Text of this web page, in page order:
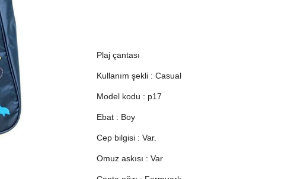
Plaj çantası
Kullanım şekli : Casual
Model kodu : p17
Ebat : Boy
Cep bilgisi : Var.
Omuz askısı : Var